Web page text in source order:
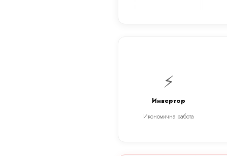
⚡
Инвертор
Икономична работа